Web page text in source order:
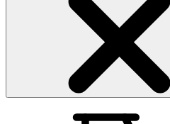
ショッピングカート 0)